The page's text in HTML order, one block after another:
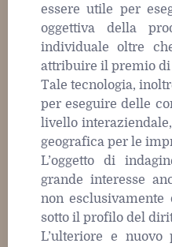
essere utile per
oggettiva della
individuale oltre
attribuire il premio di
Tale tecnologia,
per eseguire delle
livello
geografica per le
L’oggetto di
grande interesse
non
sotto il profilo del
L’ulteriore e nuovo